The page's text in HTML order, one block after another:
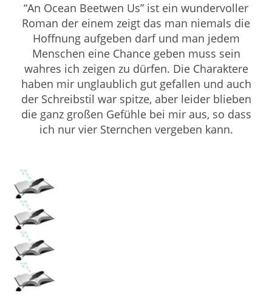
“An Ocean Beetwen Us” ist ein wundervoller
Roman der einem zeigt das man niemals die
Hoffnung aufgeben darf und man jedem
Menschen eine Chance geben muss sein
wahres ich zeigen zu dürfen. Die Charaktere
haben mir unglaublich gut gefallen und auch
der Schreibstil war spitze, aber leider blieben
die ganz großen Gefühle bei mir aus, so dass
ich nur vier Sternchen vergeben kann.